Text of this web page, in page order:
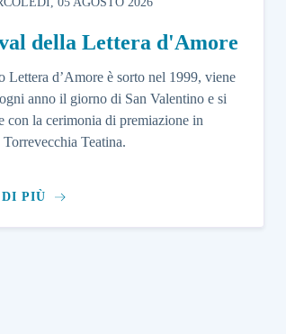
della Lettera d'Amore
Lettera d’Amore è sorto nel 1999, viene
anno il giorno di San Valentino e si
con la cerimonia di premiazione in
Torrevecchia Teatina.
PIÙ